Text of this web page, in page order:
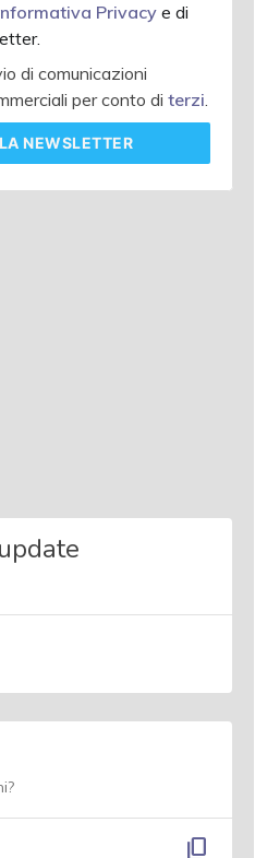
Privacye di
di comunicazioni
per conto di terzi.
NEWSLETTER
content_copy